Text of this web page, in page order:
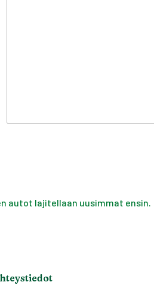
autot lajitellaan uusimmat ensin.